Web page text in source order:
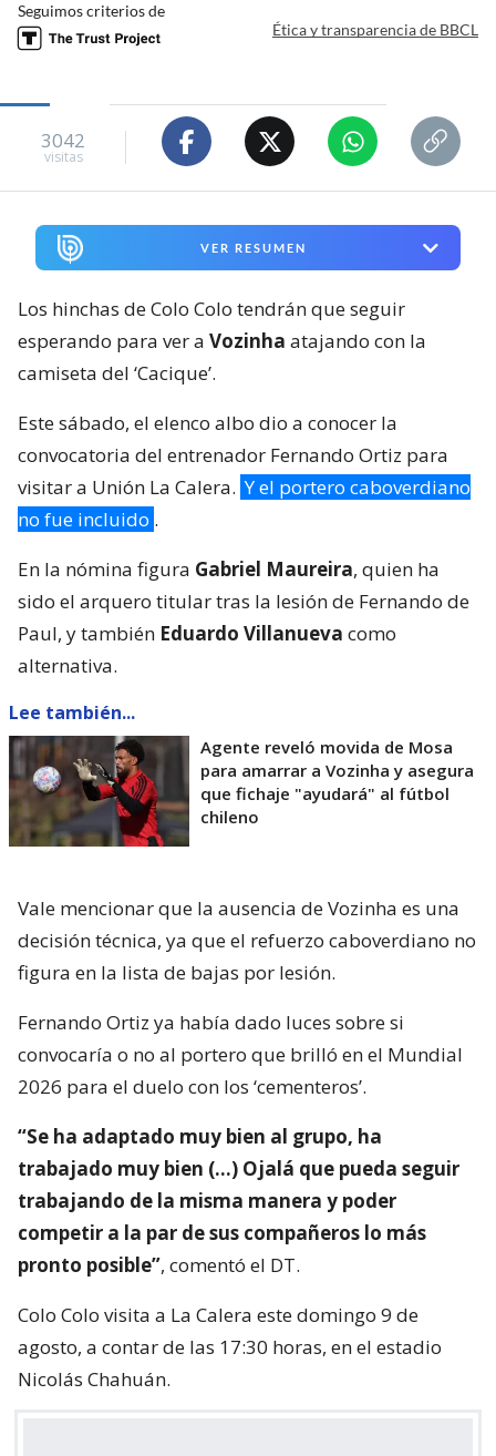
Seguimos criterios de
Ética y transparencia de BBCL
3042
visitas
VER RESUMEN
Los hinchas de Colo Colo tendrán que seguir
esperando para ver a Vozinha atajando con la
camiseta del ‘Cacique’.
Este sábado, el elenco albo dio a conocer la
convocatoria del entrenador Fernando Ortiz para
visitar a Unión La Calera. Y el portero caboverdiano
no fue incluido .
En la nómina figura Gabriel Maureira, quien ha
sido el arquero titular tras la lesión de Fernando de
Paul, y también Eduardo Villanueva como
alternativa.
Lee también...
Agente reveló movida de Mosa
para amarrar a Vozinha y asegura
que fichaje "ayudará" al fútbol
chileno
Vale mencionar que la ausencia de Vozinha es una
decisión técnica, ya que el refuerzo caboverdiano no
figura en la lista de bajas por lesión.
Fernando Ortiz ya había dado luces sobre si
convocaría o no al portero que brilló en el Mundial
2026 para el duelo con los ‘cementeros’.
“Se ha adaptado muy bien al grupo, ha
trabajado muy bien (…) Ojalá que pueda seguir
trabajando de la misma manera y poder
competir a la par de sus compañeros lo más
pronto posible”, comentó el DT.
Colo Colo visita a La Calera este domingo 9 de
agosto, a contar de las 17:30 horas, en el estadio
Nicolás Chahuán.